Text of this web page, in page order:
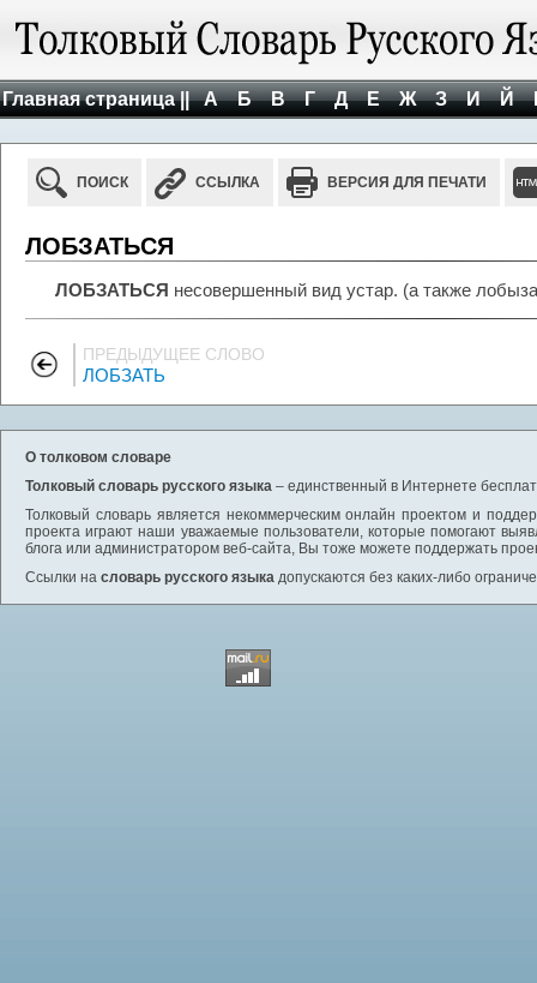
Главная страница || А Б В Г Д Е Ж З И Й
ПОИСК ССЫЛКА ВЕРСИЯ ДЛЯ ПЕЧАТИ
ЛОБЗАТЬСЯ
ЛОБЗАТЬСЯ несовершенный вид устар. (а также
ПРЕДЫДУЩЕЕ СЛОВО
ЛОБЗАТЬ
О толковом словаре
Толковый словарь русского языка – единственный в Интернете
Толковый словарь является некоммерческим онлайн проектом и
проекта играют наши уважаемые пользователи, которые помогают
блога или администратором веб-сайта, Вы тоже можете поддержать
Ссылки на словарь русского языка допускаются без каких-либо